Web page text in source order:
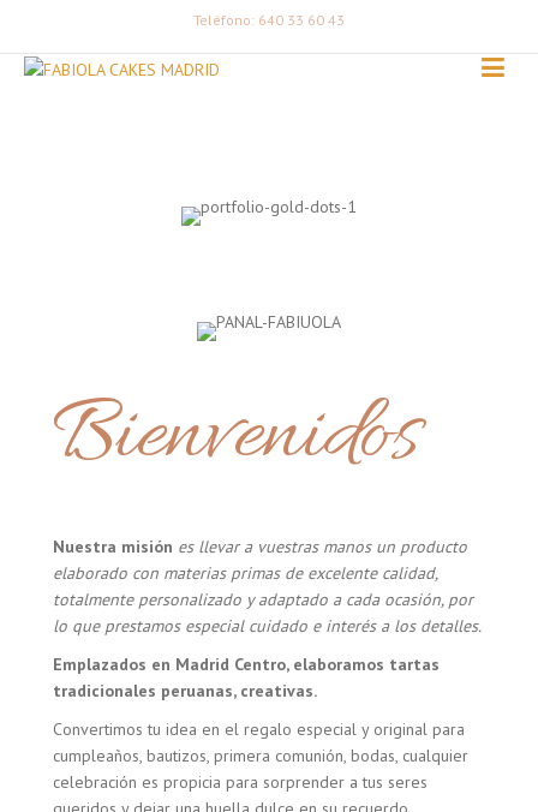
Teléfono: 640 33 60 43
Bienvenidos
Nuestra misión es llevar a vuestras manos un producto
elaborado con materias primas de excelente calidad,
totalmente personalizado y adaptado a cada ocasión, por
lo que prestamos especial cuidado e interés a los detalles.
Emplazados en Madrid Centro, elaboramos tartas
tradicionales peruanas, creativas.
Convertimos tu idea en el regalo especial y original para
cumpleaños, bautizos, primera comunión, bodas, cualquier
celebración es propicia para sorprender a tus seres